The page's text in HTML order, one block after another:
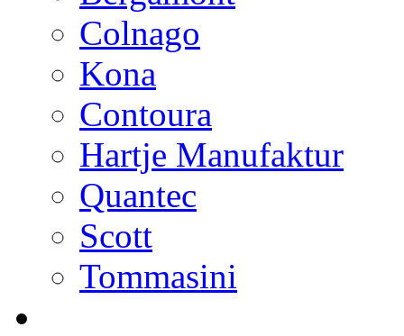
Colnago
Kona
Contoura
Hartje Manufaktur
Quantec
Scott
Tommasini